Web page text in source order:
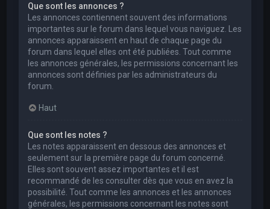
Que sont les annonces ?
Les annonces contiennent souvent des informations
importantes sur le forum dans lequel vous naviguez. Les
annonces apparaissent en haut de chaque page du
forum dans lequel elles ont été publiées. Tout comme
les annonces générales, les permissions concernant les
annonces sont définies par les administrateurs du
forum.
Haut
Que sont les notes ?
Les notes apparaissent en dessous des annonces et
seulement sur la première page du forum concerné.
Elles sont souvent assez importantes et il est
recommandé de les consulter dès que vous en avez la
possibilité. Tout comme les annonces et les annonces
générales, les permissions concernant les notes sont